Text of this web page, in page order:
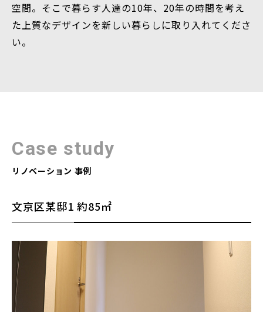
空間。 そこで暮らす人達の10年、20年の時間を考え
た上質なデザインを新しい暮らしに取り入れてくださ
い。
Case study
リノベーション 事例
文京区某邸1 約85㎡